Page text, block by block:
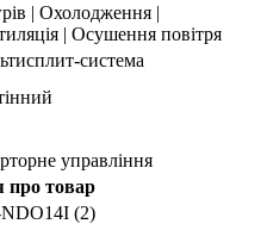
| Охолодження |
| Осушення повітря
система
управління
про товар
(2)